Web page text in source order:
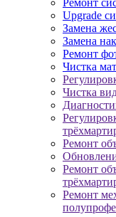
Ремонт
Upgrade
Замена
Замена
Ремонт
Чистка
Чистка
Ремонт
Ремонт
Ремонт